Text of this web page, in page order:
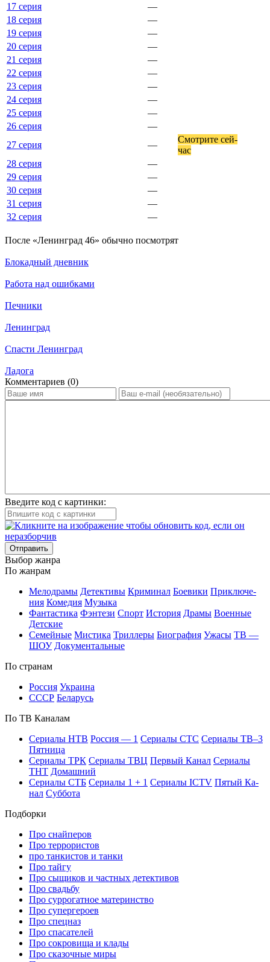
17 серия
—
18 серия
—
19 серия
—
20 серия
—
21 серия
—
22 серия
—
23 серия
—
24 серия
—
25 серия
—
26 серия
—
27 серия
—
Смот­ри­те сей­
час
28 серия
—
29 серия
—
30 серия
—
31 серия
—
32 серия
—
По­сле «Ленинград 46» обыч­но по­смот­рят
Блокадный дневник
Работа над ошибками
Печники
Ленинград
Спасти Ленинград
Ладога
Ком­мен­та­ри­ев (0)
Введите код с картинки:
Отправить
Вы­бор жан­ра
По жан­рам
Ме­ло­дра­мы Де­тек­ти­вы Кри­ми­нал Бое­ви­ки При­клю­че­
ния Ко­ме­дия Му­зы­ка
Фан­та­сти­ка Фэн­те­зи Спорт Ис­то­рия Дра­мы Во­ен­ные
Дет­ские
Се­мей­ные Мис­ти­ка Трил­ле­ры Био­гра­фия Ужа­сы ТВ —
ШОУ До­ку­мен­таль­ные
По стра­нам
Рос­сия Ук­раи­на
СССР Бе­ла­русь
По ТВ Ка­на­лам
Се­риа­лы НТВ Рос­сия — 1 Се­риа­лы СТС Се­риа­лы ТВ–3
Пят­ни­ца
Се­риа­лы ТРК Се­риа­лы ТВЦ Пер­вый Ка­нал Се­риа­лы
ТНТ До­маш­ний
Се­риа­лы СТБ Се­риа­лы 1 + 1 Се­риа­лы ICTV Пя­тый Ка­
нал Суб­бо­та
Подборки
Про снайперов
Про террористов
про танкистов и танки
Про тайгу
Про сыщиков и частных детективов
Про свадьбу
Про суррогатное материнство
Про супергероев
Про спецназ
Про спасателей
Про сокровища и клады
Про сказочные миры